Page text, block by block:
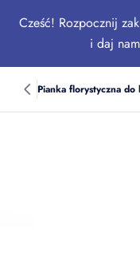
Cześć! Rozpocznij
i daj
Pianka florystyczna